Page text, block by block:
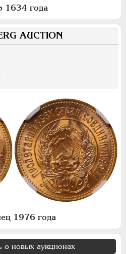
1634 года
AUCTION
1976 года
о новых аукционах